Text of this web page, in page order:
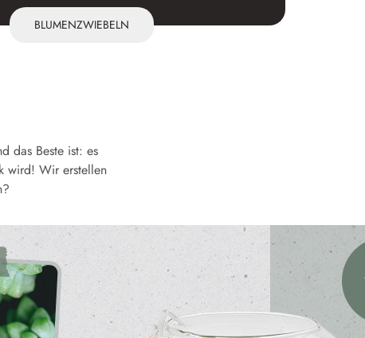
BLUMENZWIEBELN
das Beste ist: es
wird! Wir erstellen